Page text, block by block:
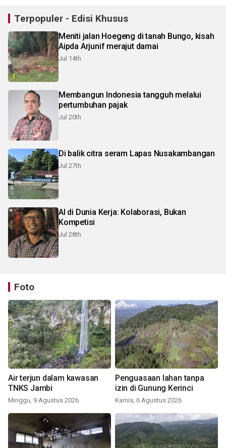
Terpopuler - Edisi Khusus
Meniti jalan Hoegeng di tanah Bungo, kisah
Aipda Arjunif merajut damai
Jul 14th
Membangun Indonesia tangguh melalui
pertumbuhan pajak
Jul 20th
Di balik citra seram Lapas Nusakambangan
Jul 27th
Al di Dunia Kerja: Kolaborasi, Bukan
Kompetisi
Jul 28th
Foto
Air terjun dalam kawasan
TNKS Jambi
Minggu, 9 Agustus 2026
Penguasaan lahan tanpa
izin di Gunung Kerinci
Kamis, 6 Agustus 2026